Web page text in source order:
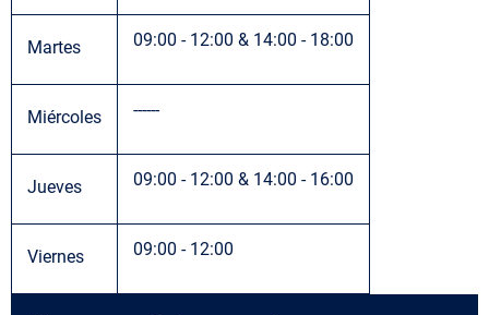
Martes 09:00 - 12:00 & 14:00 - 18:00
Miércoles ------
Jueves 09:00 - 12:00 & 14:00 - 16:00
Viernes 09:00 - 12:00